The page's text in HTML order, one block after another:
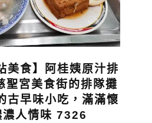
美食】阿桂姨原汁排
聖宮美食街的排隊攤
古早味小吃，滿滿懷
濃人情味 7326